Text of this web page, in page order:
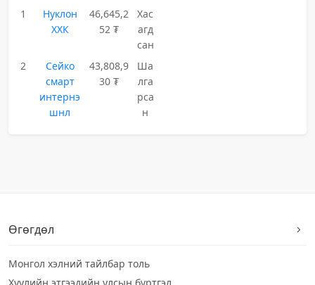
1
Нуклон
ХХК
46,645,2
52 ₮
Хас
агд
сан
2
Сейко
смарт
интернэ
шнл
43,808,9
30 ₮
Ша
лга
рса
н
Өгөгдөл
Монгол хэлний тайлбар толь